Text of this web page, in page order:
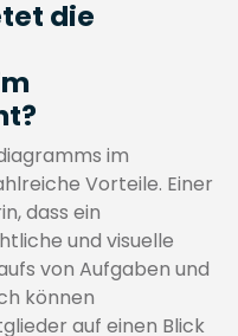
die
im
Vorteile. Einer
dass ein
und visuelle
von Aufgaben und
können
auf einen Blick